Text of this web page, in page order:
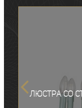
Люстра со